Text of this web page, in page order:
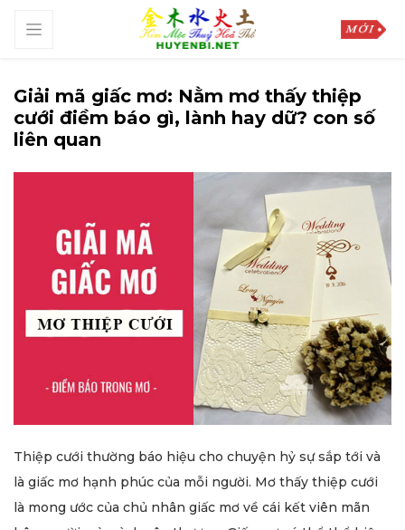
Giải mã giấc mơ: Nằm mơ thấy thiệp
cưới điềm báo gì, lành hay dữ? con số
liên quan
Thiệp cưới thường báo hiệu cho chuyện hỷ sự sắp tới và
là giấc mơ hạnh phúc của mỗi người. Mơ thấy thiệp cưới
là mong ước của chủ nhân giấc mơ về cái kết viên mãn